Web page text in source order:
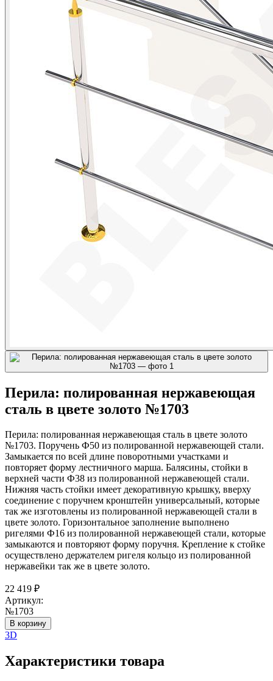
Перила: полированная нержавеющая
сталь в цвете золото №1703
Перила: полированная нержавеющая сталь в цвете золото
№1703. Поручень Ф50 из полированной нержавеющей стали.
Замыкается по всей длине поворотными участками и
повторяет форму лестничного марша. Балясины, стойки в
верхней части Ф38 из полированной нержавеющей стали.
Нижняя часть стойки имеет декоративную крышку, вверху
соединение с поручнем кронштейн универсальный, которые
так же изготовлены из полированной нержавеющей стали в
цвете золото. Горизонтальное заполнение выполнено
ригелями Ф16 из полированной нержавеющей стали, которые
замыкаются и повторяют форму поручня. Крепление к стойке
осуществлено держателем ригеля кольцо из полированной
нержавейки так же в цвете золото.
22 419 ₽
Артикул:
№1703
В корзину
3D
Характеристики товара